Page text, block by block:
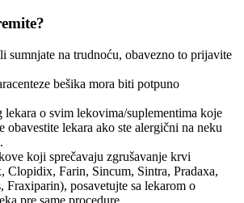
sumnjate na trudnoću, obavezno to prijavite
bešika mora biti potpuno
lekara o svim lekovima/suplementima koje
obavestite lekara ako ste alergični na neku
koji sprečavaju zgrušavanje krvi
Clopidix, Farin, Sincum, Sintra, Pradaxa,
Fraxiparin), posavetujte sa lekarom o